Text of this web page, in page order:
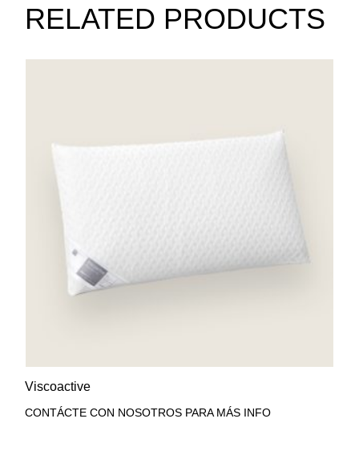
RELATED PRODUCTS
VISTA RÁPIDA
Viscoactive
CONTÁCTE CON NOSOTROS PARA MÁS INFO